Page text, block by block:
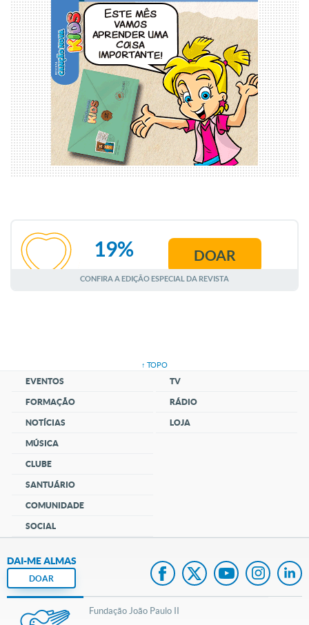
AGOSTO
19% DOAR
CONFIRA A EDIÇÃO ESPECIAL DA REVISTA
↑ TOPO
EVENTOS
FORMAÇÃO
NOTÍCIAS
MÚSICA
CLUBE
SANTUÁRIO
COMUNIDADE
SOCIAL
TV
RÁDIO
LOJA
DAI-ME ALMAS
DOAR
Fundação João Paulo II